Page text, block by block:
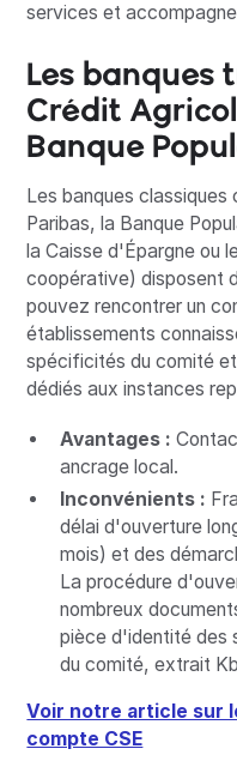
services et
Les banques
Crédit
Banque
Les banques
Paribas, la Banque
la Caisse d'Épargne ou
coopérative) disposent
pouvez rencontrer un
établissements
spécificités du comité
dédiés aux instances
Avantages :
ancrage local.
Inconvénients :
délai d'ouverture
mois) et des
La procédure
nombreux
pièce d'identité des
du comité, extrait
Voir notre article sur
compte CSE